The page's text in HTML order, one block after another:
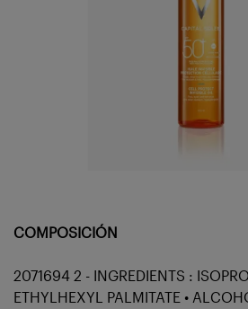
COMPOSICIÓN
2071694 2 - INGREDIENTS :
ETHYLHEXYL PALMITATE •